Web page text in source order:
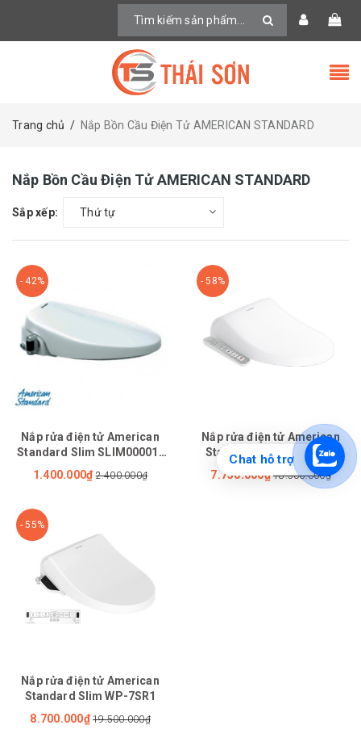
Trang chủ / Nắp Bồn Cầu Điện Tử AMERICAN STANDARD
Nắp Bồn Cầu Điện Tử AMERICAN STANDARD
Sắp xếp: Thứ tự
- 42%
Nắp rửa điện tử American
Standard Slim SLIM00001-
WT
1.400.000₫ 2.400.000₫
- 58%
Nắp rửa điện tử American
Standard Slim WP-7SL1
7.750.000₫ 18.500.000₫
- 55%
Nắp rửa điện tử American
Standard Slim WP-7SR1
8.700.000₫ 19.500.000₫
Chat hỗ trợ